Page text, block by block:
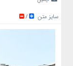
سایز متن
/